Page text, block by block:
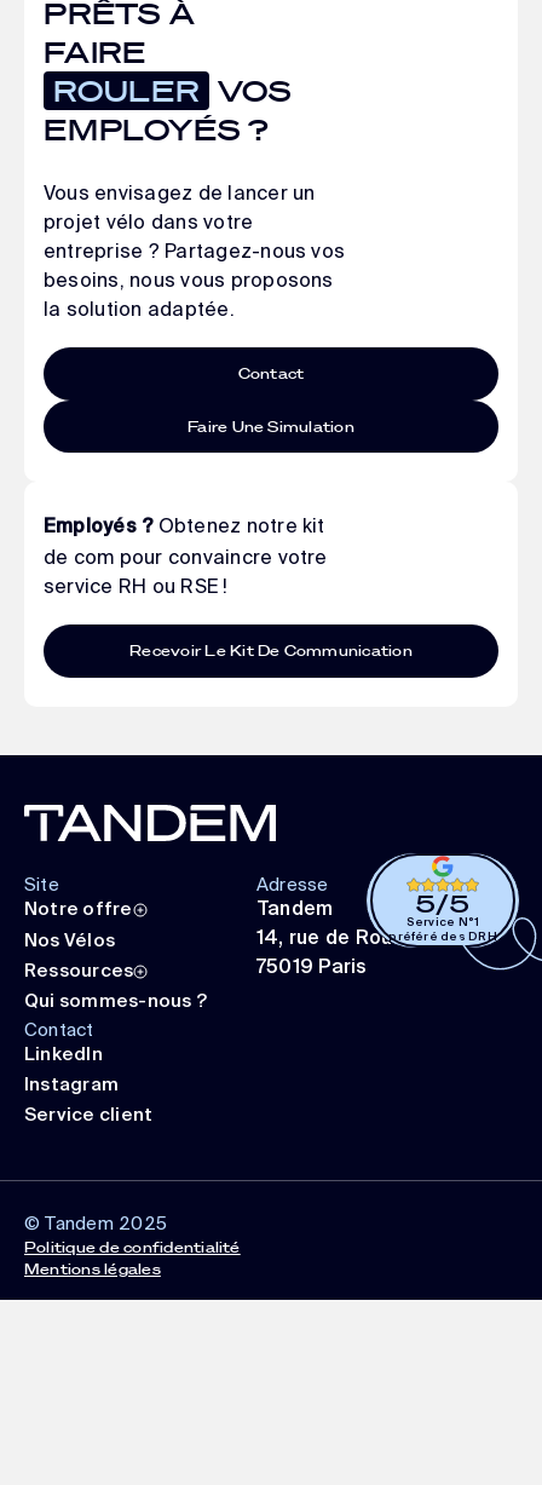
PRÊTS À
FAIRE
ROULER VOS
EMPLOYÉS ?
Vous envisagez de lancer un
projet vélo dans votre
entreprise ? Partagez-nous vos
besoins, nous vous proposons
la solution adaptée.
Contact
Faire Une Simulation
Employés ?Obtenez notre kit
de com pour convaincre votre
service RH ou RSE !
Recevoir Le Kit De Communication
Site
Notre offre
Nos Vélos
Ressources
Qui sommes-nous ?
Adresse
Tandem
14, rue de Rouen
75019 Paris
Contact
LinkedIn
Instagram
Service client
5/5
Service N°1
préféré des DRH
© Tandem 2025
Politique de confidentialité
Mentions légales